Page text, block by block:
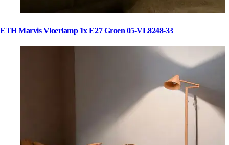
ETH Marvis Vloerlamp 1x E27 Groen 05-VL8248-33